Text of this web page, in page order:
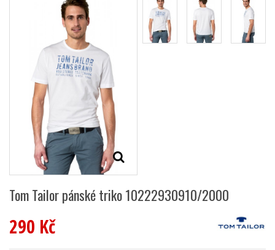
Tom Tailor pánské triko 10222930910/2000
290 Kč